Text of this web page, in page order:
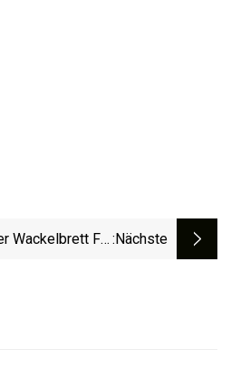
Wackelbrett Für :nächste